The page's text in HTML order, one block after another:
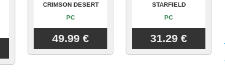
CRIMSON DESERT
PC
49.99 €
STARFIELD
PC
31.29 €